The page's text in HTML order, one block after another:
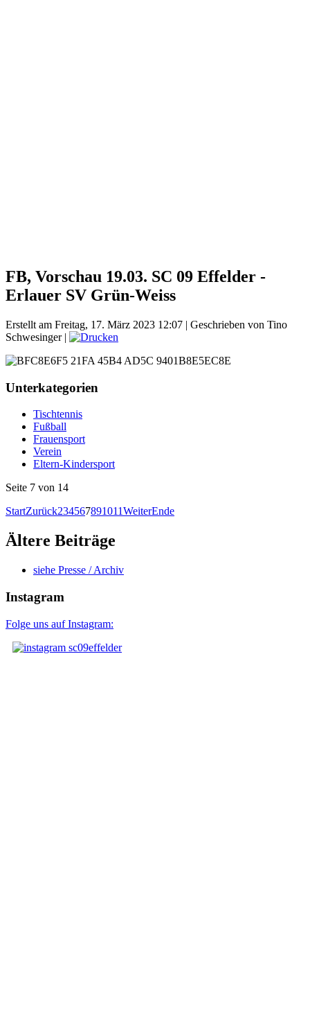
FB, Vorschau 19.03. SC 09 Effelder -
Erlauer SV Grün-Weiss
Erstellt am Freitag, 17. März 2023 12:07 | Geschrieben von Tino
Schwesinger|
Unterkategorien
Tischtennis
Fußball
Frauensport
Verein
Eltern-Kindersport
Seite 7 von 14
StartZurück234567891011WeiterEnde
Ältere Beiträge
siehe Presse / Archiv
Instagram
Folge uns auf Instagram: